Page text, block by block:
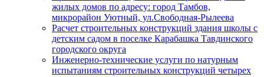
жилых домов по адресу: город Тамбов,
микрорайон Уютный, ул.Свободная-Рылеева
Расчет строительных конструкций здания школы с
детским садом в поселке Карабашка Тавдинского
городского округа
Инженерно-технические услуги по натурным
испытаниям строительных конструкций четырех